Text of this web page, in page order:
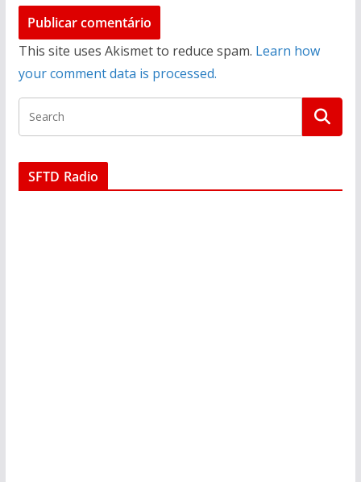
This site uses Akismet to reduce spam. Learn how
your comment data is processed.
SFTD Radio